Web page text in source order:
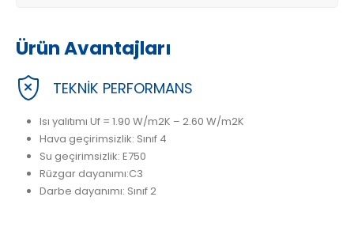
Ürün Avantajları
TEKNİK PERFORMANS
Isı yalıtımı Uf = 1.90 W/m2K – 2.60 W/m2K
Hava geçirimsizlik: Sınıf 4
Su geçirimsizlik: E750
Rüzgar dayanımı:C3
Darbe dayanımı: Sınıf 2